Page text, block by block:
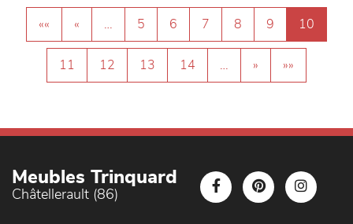
«« « 5 6 7 8 9 10
11 12 13 14 » »»
Meubles Trinquard
Châtellerault (86)